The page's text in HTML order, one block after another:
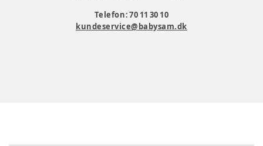
Telefon: 70 11 30 10
kundeservice@babysam.dk